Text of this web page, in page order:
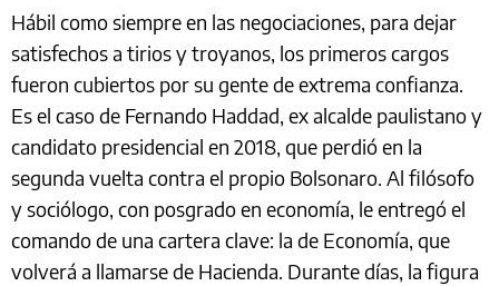
Hábil como siempre en las negociaciones, para dejar
satisfechos a tirios y troyanos, los primeros cargos
fueron cubiertos por su gente de extrema confianza.
Es el caso de Fernando Haddad, ex alcalde paulistano y
candidato presidencial en 2018, que perdió en la
segunda vuelta contra el propio Bolsonaro. Al filósofo
y sociólogo, con posgrado en economía, le entregó el
comando de una cartera clave: la de Economía, que
volverá a llamarse de Hacienda. Durante días, la figura